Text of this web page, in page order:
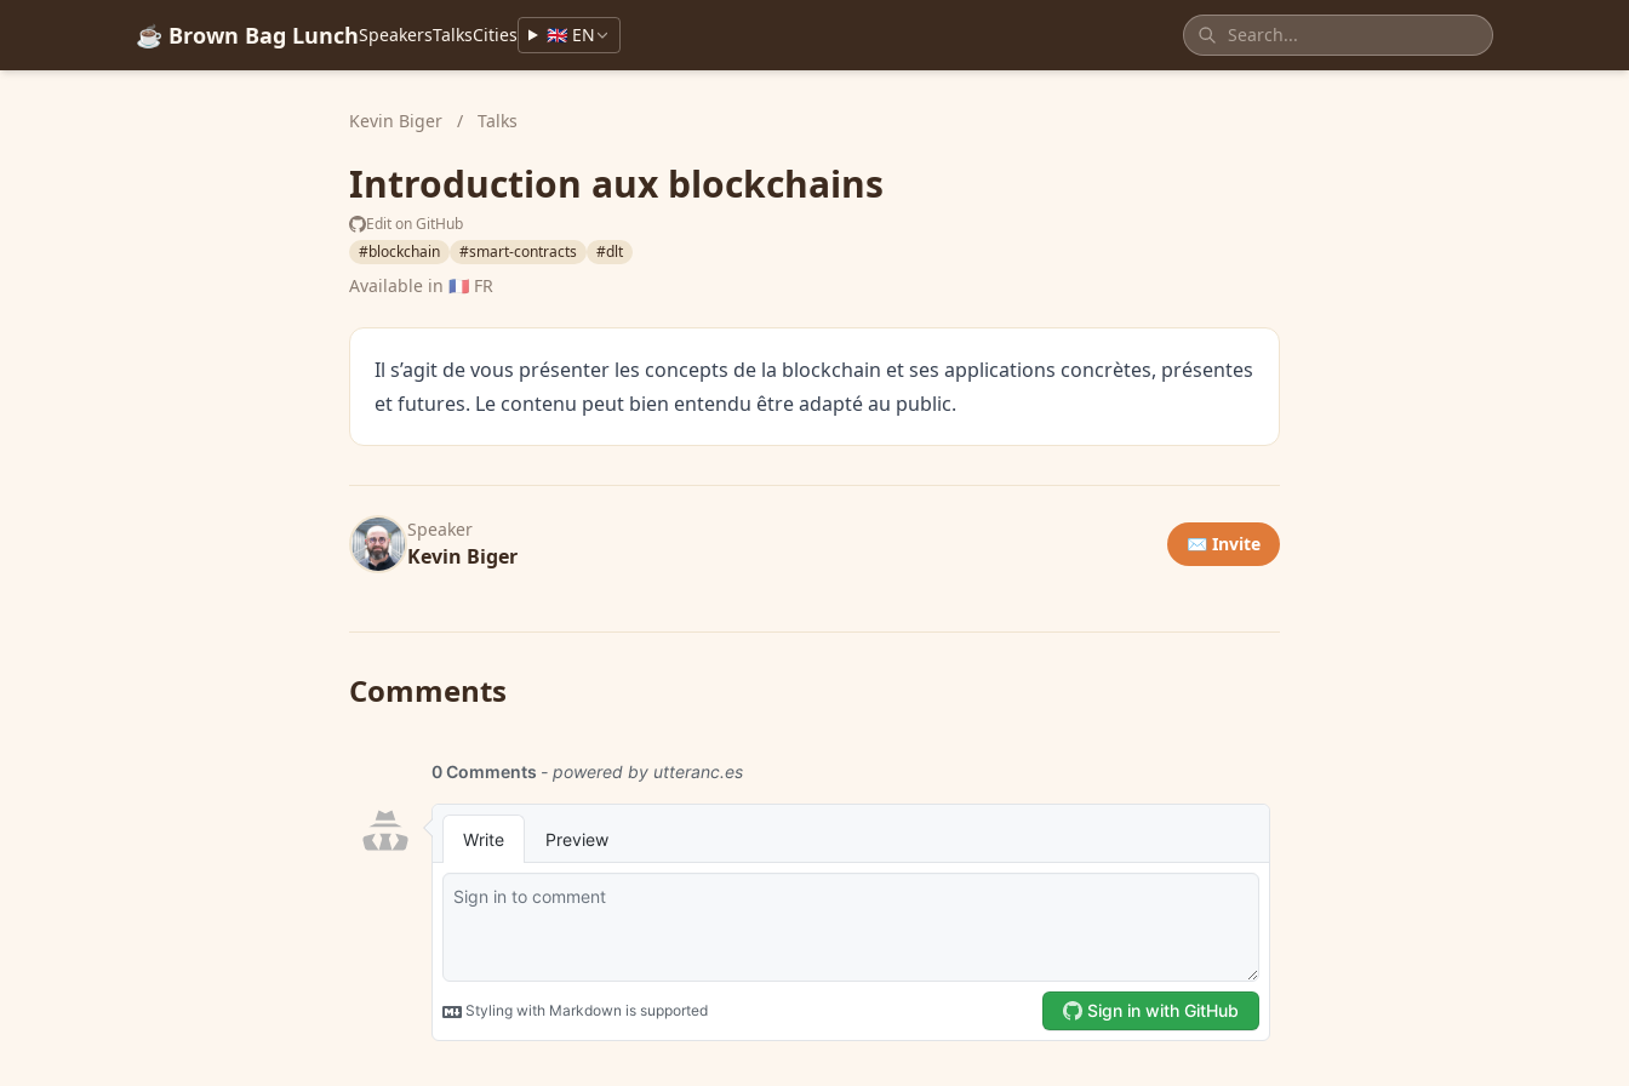
☕ Brown Bag LunchSpeakersTalksCities 🇬🇧 EN
Kevin Biger / Talks
Introduction aux blockchains
Edit on GitHub
#blockchain
#smart-contracts #dlt
Available in 🇫🇷 FR
Il s’agit de vous présenter les concepts de la blockchain et ses applications concrètes, présentes
et futures. Le contenu peut bien entendu être adapté au public.
Speaker
Kevin Biger ✉️ Invite
Comments